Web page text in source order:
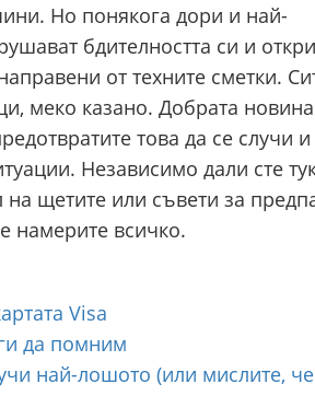
Но понякога дори и най-
бдителността си и
от техните сметки.
меко казано. Добрата
това да се случи
Независимо дали сте
на щетите или съвети за
намерите всичко.
Visa
да помним
най-лошото (или мислите,